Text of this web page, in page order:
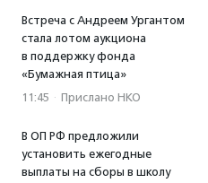
Встреча с Андреем Ургантом
стала лотом аукциона
в поддержку фонда
«Бумажная птица»
11:45 · Прислано НКО
В ОП РФ предложили
установить ежегодные
выплаты на сборы в школу